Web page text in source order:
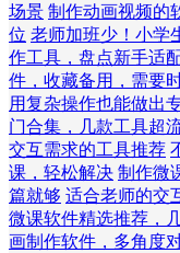
场景 制作动画视频的
位 老师加班少！小学
作工具，盘点新手适
件，收藏备用，需要
用复杂操作也能做出
门合集，几款工具超
交互需求的工具推荐
课，轻松解决 制作微
篇就够 适合老师的交
微课软件精选推荐，
画制作软件，多角度